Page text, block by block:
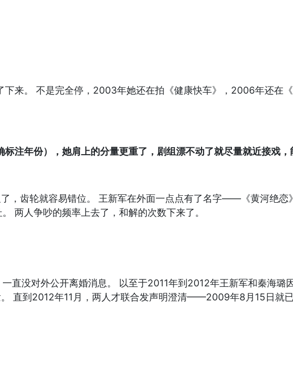
来。 不是完全停，2003年她还在拍《健康快车》，2006年还在
注年份），她肩上的分量更重了，剧组漂不动了就尽量就近接戏，
，齿轮就容易错位。 王新军在外面一点点有了名字——《黄河绝恋
两人争吵的频率上去了，和解的次数下来了。
直没对外公开离婚消息。 以至于2011年到2012年王新军和秦海
直到2012年11月，两人才联合发声明澄清——2009年8月15日就已